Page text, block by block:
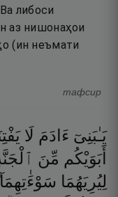
либоси
аз нишонаҳои
(ин неъмати
тафсир
يَـٰبَنِىٓ ءَادَمَ لَا
أَبَوَيْكُم مِّنَ
لِيُرِيَهُمَا